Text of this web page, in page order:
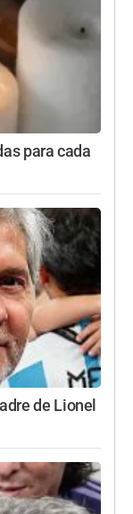
para cada
de Lionel